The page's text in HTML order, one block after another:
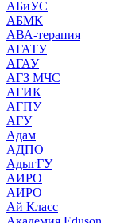
АБиУС
АБМК
АВА-терапия
АГАТУ
АГАУ
АГЗ МЧС
АГИК
АГПУ
АГУ
Адам
АДПО
АдыгГУ
АИРО
АИРО
Ай Класс